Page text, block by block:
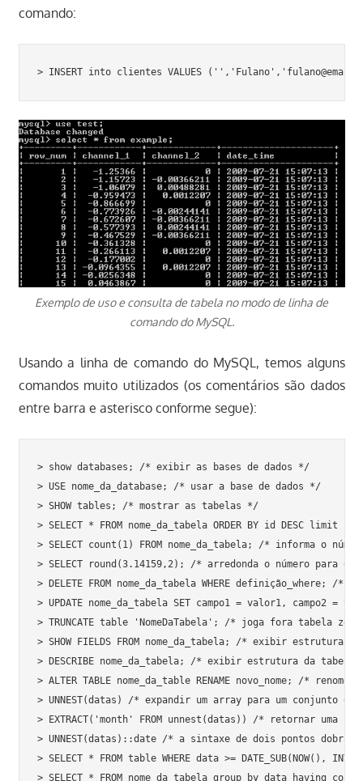
comando:
> INSERT into clientes VALUES
Exemplo de uso e consulta de tabela no modo de linha de
comando do MySQL.
Usando a linha de comando do MySQL, temos alguns
comandos muito utilizados (os comentários são dados
entre barra e asterisco conforme segue):
> show databases; /* exibir as bases de dados */
> USE nome_da_database; /* usar a base de dados */
> SHOW tables; /* mostrar as tabelas */
> SELECT * FROM nome_da_tabela ORDER BY id DESC
> SELECT count(1) FROM nome_da_tabela; /* informa o
> SELECT round(3.14159,2); /* arredonda o número para
> DELETE FROM nome_da_tabela WHERE
> UPDATE nome_da_tabela SET campo1 = valor1, campo2 =
> TRUNCATE table 'NomeDaTabela'; /* joga fora tabela
> SHOW FIELDS FROM nome_da_tabela; /* exibir estrutura
> DESCRIBE nome_da_tabela; /* exibir estrutura da tabela
> ALTER TABLE nome_da_table RENAME novo_nome; /*
> UNNEST(datas) /* expandir um array para um conjunto
> EXTRACT('month' FROM unnest(datas)) /* retornar
> UNNEST(datas)::date /* a sintaxe de dois pontos
> SELECT * FROM table WHERE data >= DATE_SUB(NOW(),